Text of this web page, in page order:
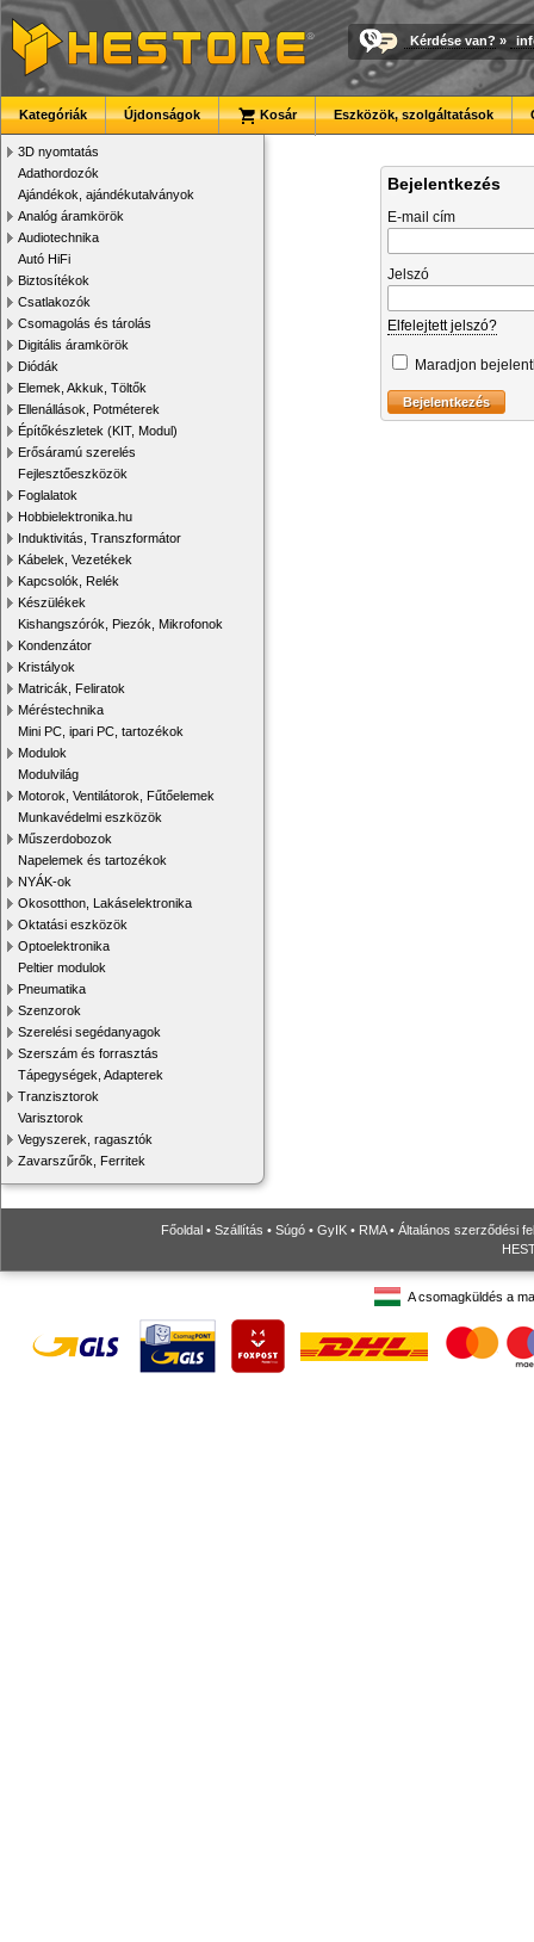
Kérdése van? »
Kategóriák Újdonságok Kosár Eszközök, szolgáltatások
3D nyomtatás
Adathordozók
Ajándékok, ajándékutalványok
Analóg áramkörök
Audiotechnika
Autó HiFi
Biztosítékok
Csatlakozók
Csomagolás és tárolás
Digitális áramkörök
Diódák
Elemek, Akkuk, Töltők
Ellenállások, Potméterek
Építőkészletek (KIT, Modul)
Erősáramú szerelés
Fejlesztőeszközök
Foglalatok
Hobbielektronika.hu
Induktivitás, Transzformátor
Kábelek, Vezetékek
Kapcsolók, Relék
Készülékek
Kishangszórók, Piezók, Mikrofonok
Kondenzátor
Kristályok
Matricák, Feliratok
Méréstechnika
Mini PC, ipari PC, tartozékok
Modulok
Modulvilág
Motorok, Ventilátorok, Fűtőelemek
Munkavédelmi eszközök
Műszerdobozok
Napelemek és tartozékok
NYÁK-ok
Okosotthon, Lakáselektronika
Oktatási eszközök
Optoelektronika
Peltier modulok
Pneumatika
Szenzorok
Szerelési segédanyagok
Szerszám és forrasztás
Tápegységek, Adapterek
Tranzisztorok
Varisztorok
Vegyszerek, ragasztók
Zavarszűrők, Ferritek
Bejelentkezés
E-mail cím
Jelszó
Elfelejtett jelszó?
Maradjon
Főoldal • Szállítás • Súgó • GyIK • RMA• Általános szerződési
A csomagküldés a